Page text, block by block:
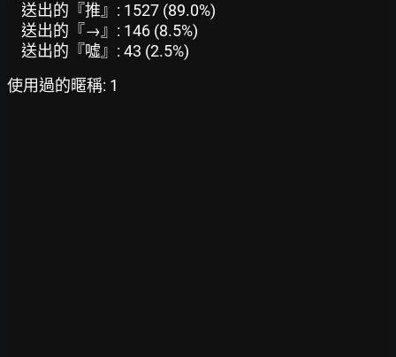
送出的『推』: 1527 (89.0%)
送出的『→』: 146 (8.5%)
送出的『噓』: 43 (2.5%)
使用過的暱稱: 1